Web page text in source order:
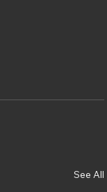
See All